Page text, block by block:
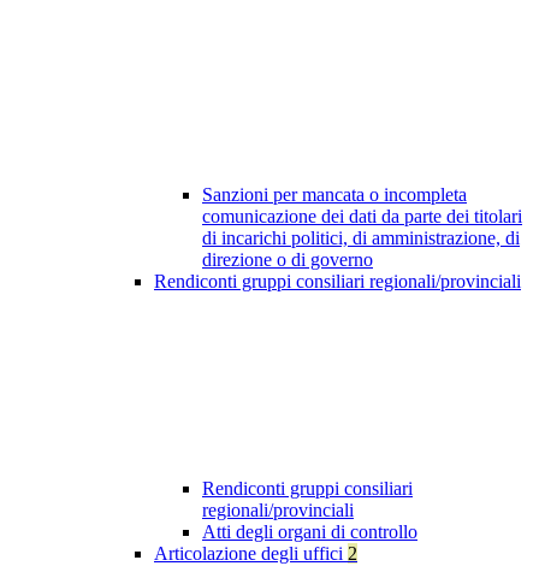
Sanzioni per mancata o incompleta
comunicazione dei dati da parte dei titolari
di incarichi politici, di amministrazione, di
direzione o di governo
Rendiconti gruppi consiliari regionali/provinciali
Rendiconti gruppi consiliari
regionali/provinciali
Atti degli organi di controllo
Articolazione degli uffici 2